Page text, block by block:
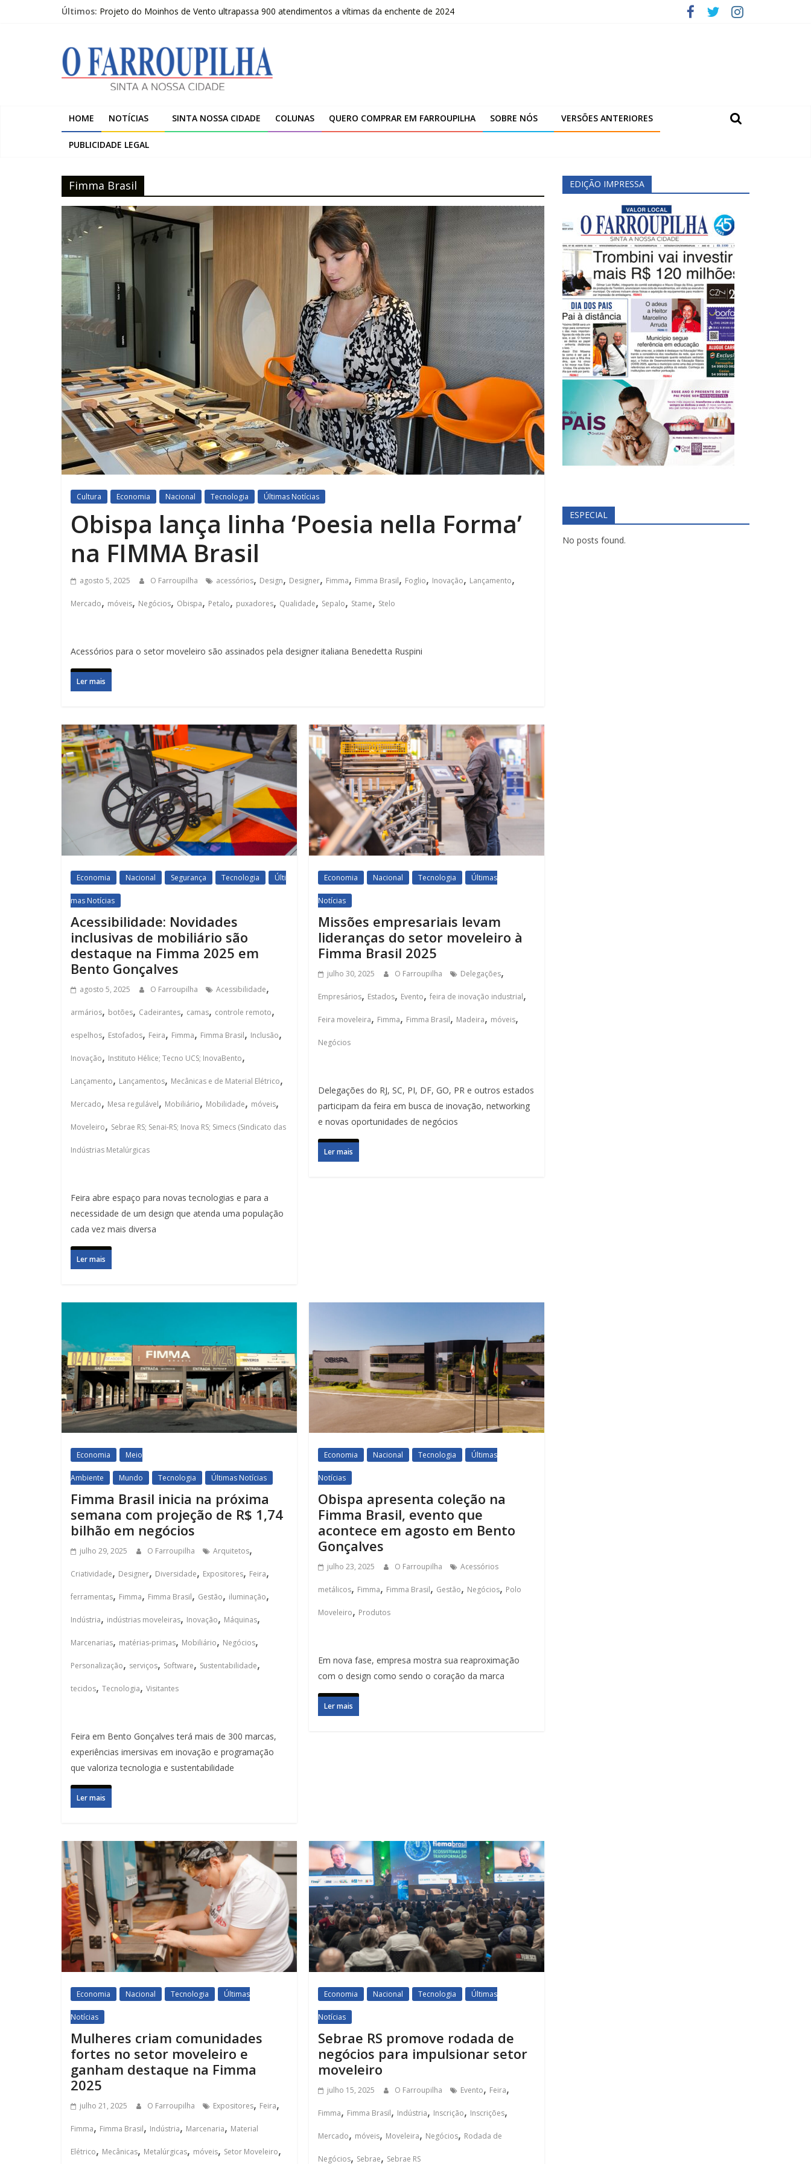
Últimos: Projeto do Moinhos de Vento ultrapassa 900 atendimentos a vítimas da enchente de 2024
Sicredi Serrana promove formação para profissionais de Apaes
Farroupilha recebe o 5º Festival de Inverno da Escola Pública de Música
O
Farroupilha
Cidade
HOME NOTÍCIAS SINTA NOSSA CIDADE COLUNAS QUERO COMPRAR EM FARROUPILHA SOBRE NÓS VERSÕES ANTERIORES
PUBLICIDADE LEGAL
Fimma Brasil
Cultura Economia Nacional Tecnologia Últimas Notícias
Obispa lança linha ‘Poesia nella Forma’
na FIMMA Brasil
agosto 5, 2025 O Farroupilha acessórios, Design, Designer, Fimma, Fimma Brasil, Foglio, Inovação, Lançamento,
Mercado, móveis, Negócios, Obispa, Petalo, puxadores, Qualidade, Sepalo, Stame, Stelo
Acessórios para o setor moveleiro são assinados pela designer italiana Benedetta Ruspini
Ler mais
Economia Nacional Segurança Tecnologia Últi
mas Notícias
Acessibilidade: Novidades
inclusivas de mobiliário são
destaque na Fimma 2025 em
Bento Gonçalves
agosto 5, 2025 O Farroupilha Acessibilidade,
armários, botões, Cadeirantes, camas, controle remoto,
espelhos, Estofados, Feira, Fimma, Fimma Brasil, Inclusão,
Inovação, Instituto Hélice; Tecno UCS; InovaBento,
Lançamento, Lançamentos, Mecânicas e de Material Elétrico,
Mercado, Mesa regulável, Mobiliário, Mobilidade, móveis,
Moveleiro, Sebrae RS; Senai-RS; Inova RS; Simecs (Sindicato das
Indústrias Metalúrgicas
Feira abre espaço para novas tecnologias e para a
necessidade de um design que atenda uma população
cada vez mais diversa
Ler mais
Economia Nacional Tecnologia Últimas
Notícias
Missões empresariais levam
lideranças do setor moveleiro à
Fimma Brasil 2025
julho 30, 2025 O Farroupilha Delegações,
Empresários, Estados, Evento,feira de inovação industrial,
Feira moveleira, Fimma, Fimma Brasil, Madeira, móveis,
Negócios
Delegações do RJ, SC, PI, DF, GO, PR e outros estados
participam da feira em busca de inovação, networking
e novas oportunidades de negócios
Ler mais
Economia Meio
Ambiente Mundo Tecnologia Últimas Notícias
Fimma Brasil inicia na próxima
semana com projeção de R$ 1,74
bilhão em negócios
julho 29, 2025 O Farroupilha Arquitetos,
Criatividade, Designer, Diversidade, Expositores, Feira,
ferramentas, Fimma, Fimma Brasil, Gestão, iluminação,
Indústria, indústrias moveleiras, Inovação, Máquinas,
Marcenarias, matérias-primas, Mobiliário, Negócios,
Personalização, serviços, Software, Sustentabilidade,
tecidos, Tecnologia, Visitantes
Feira em Bento Gonçalves terá mais de 300 marcas,
experiências imersivas em inovação e programação
que valoriza tecnologia e sustentabilidade
Ler mais
Economia Nacional Tecnologia Últimas
Notícias
Obispa apresenta coleção na
Fimma Brasil, evento que
acontece em agosto em Bento
Gonçalves
julho 23, 2025 O Farroupilha Acessórios
metálicos, Fimma, Fimma Brasil, Gestão, Negócios, Polo
Moveleiro, Produtos
Em nova fase, empresa mostra sua reaproximação
com o design como sendo o coração da marca
Ler mais
Economia Nacional Tecnologia Últimas
Notícias
Mulheres criam comunidades
fortes no setor moveleiro e
ganham destaque na Fimma
2025
julho 21, 2025 O Farroupilha Expositores, Feira,
Fimma, Fimma Brasil, Indústria, Marcenaria, Material
Elétrico, Mecânicas, Metalúrgicas, móveis, Setor Moveleiro,
Economia Nacional Tecnologia Últimas
Notícias
Sebrae RS promove rodada de
negócios para impulsionar setor
moveleiro
julho 15, 2025 O Farroupilha Evento, Feira,
Fimma, Fimma Brasil, Indústria, Inscrição, Inscrições,
Mercado, móveis, Moveleira, Negócios, Rodada de
Negócios, Sebrae, Sebrae RS
EDIÇÃO IMPRESSA
ESPECIAL
No posts found.